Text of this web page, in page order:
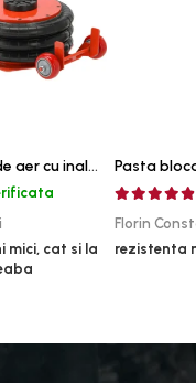
Cric pneumatic perna de aer cu inaltator 6T
mici, cat si la
Florin
rezistenta